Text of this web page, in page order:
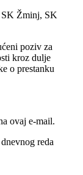
SK Žminj, SK
poziv za
kroz dulje
o prestanku
ovaj e-mail.
reda